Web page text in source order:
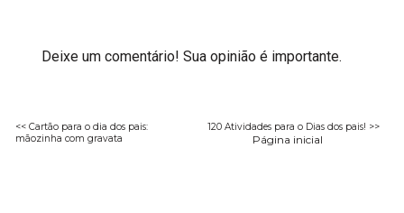
Deixe um comentário! Sua opinião é importante.
<< Cartão para o dia dos pais:
mãozinha com gravata
120 Atividades para o Dias dos pais! >>
Página inicial